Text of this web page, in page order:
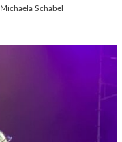
Michaela Schabel